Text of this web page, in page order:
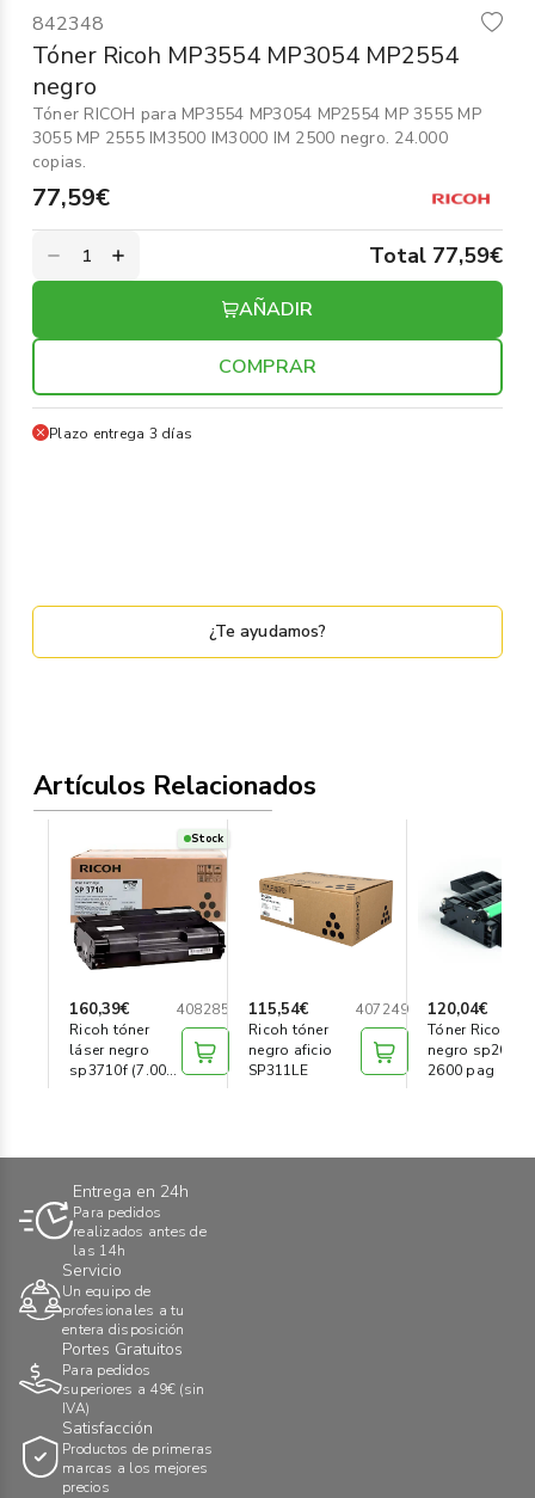
Servicios generales
Seguridad
842348
Tóner Ricoh MP3554 MP3054 MP2554
negro
Tóner RICOH para MP3554 MP3054 MP2554 MP 3555 MP
3055 MP 2555 IM3500 IM3000 IM 2500 negro. 24.000
copias.
77,59€
Total 77,59€
AÑADIR
COMPRAR
Plazo entrega 3 días
¿Te ayudamos?
Artículos Relacionados
Stock
160,39€
408285
Ricoh tóner
láser negro
sp3710f (7.000
115,54€
407249
Ricoh tóner
negro aficio
SP311LE
120,04€
Tóner Ricoh
negro sp201n
2600 pag
Entrega en 24h
Para pedidos
realizados antes de
las 14h
Servicio
Un equipo de
profesionales a tu
entera disposición
Portes Gratuitos
Para pedidos
superiores a 49€ (sin
IVA)
Satisfacción
Productos de primeras
marcas a los mejores
precios